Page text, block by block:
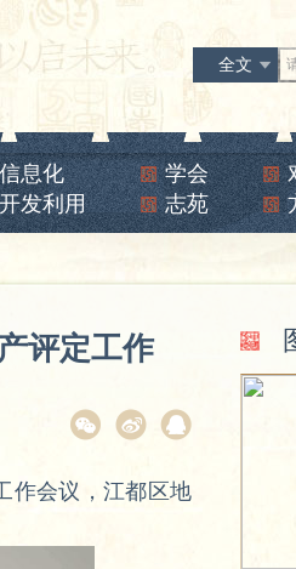
全文
信息化 学会
开发利用 志苑
评定工作
作会议，江都区地